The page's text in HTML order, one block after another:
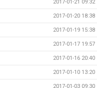
2017-01-21 09:32
2017-01-20 18:38
2017-01-19 15:38
2017-01-17 19:57
2017-01-16 20:40
2017-01-10 13:20
2017-01-03 09:30